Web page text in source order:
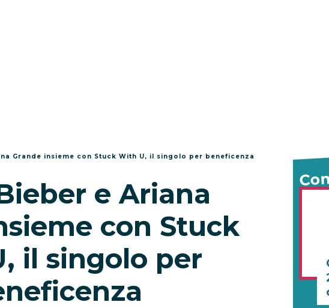
Grande insieme con Stuck With U, il singolo per beneficenza
e Ariana
con Stuck
il singolo per